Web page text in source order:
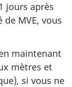
jours après
MVE, vous
maintenant
mètres et
si vous ne